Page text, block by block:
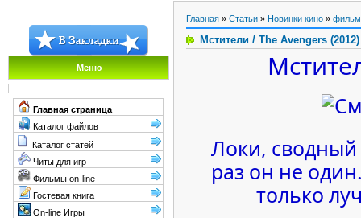
Меню
Главная страница
Каталог файлов
Каталог статей
Читы для игр
Фильмы on-line
Гостевая книга
On-line Игры
Главная » Статьи » Новинки кино »
Мстители / The Avengers (2012)
Локи, сводный
раз он не
только